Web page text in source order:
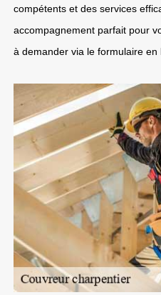
compétents et des services
accompagnement parfait pour
à demander via le formulaire en